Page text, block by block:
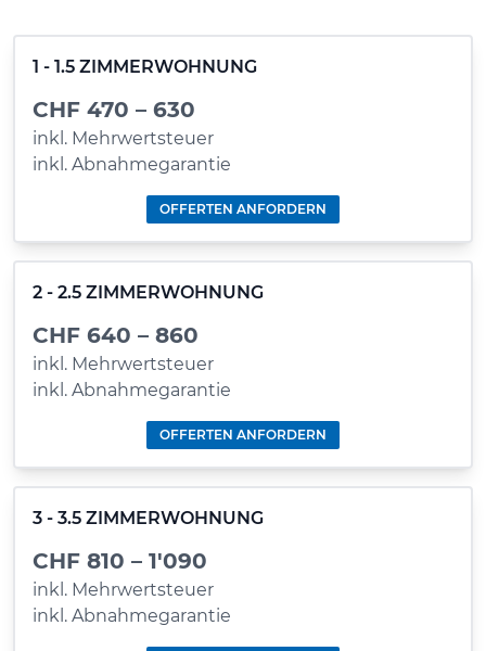
1 - 1.5 ZIMMERWOHNUNG
CHF 470 – 630
inkl. Mehrwertsteuer
inkl. Abnahmegarantie
OFFERTEN ANFORDERN
2 - 2.5 ZIMMERWOHNUNG
CHF 640 – 860
inkl. Mehrwertsteuer
inkl. Abnahmegarantie
OFFERTEN ANFORDERN
3 - 3.5 ZIMMERWOHNUNG
CHF 810 – 1'090
inkl. Mehrwertsteuer
inkl. Abnahmegarantie